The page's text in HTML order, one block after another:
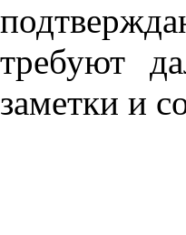
требуют
заметки и